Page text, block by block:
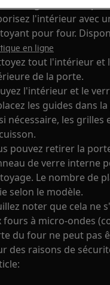
l'intérieur avec
pour four.
en ligne
tout l'intérieur et
de la porte.
l'intérieur et le
les guides dans
nécessaire, les grilles
pouvez retirer la
de verre interne
Le nombre de
selon le modèle.
noter que cela ne
fours à micro-ondes
du four ne peut pas
des raisons de